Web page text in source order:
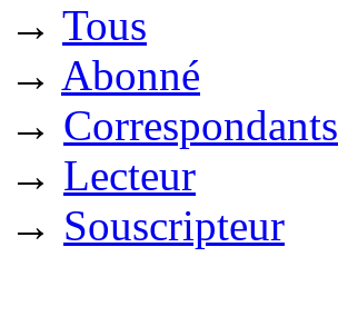
→ Tous
→ Abonné
→ Correspondants
→ Lecteur
→ Souscripteur